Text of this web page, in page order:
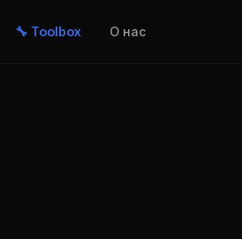
🔧 Toolbox О нас